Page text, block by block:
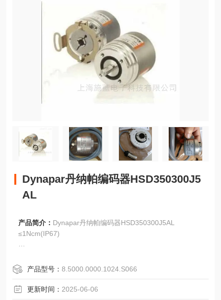
Dynapar丹纳帕编码器HSD350300J5
AL
产品简介： Dynapar丹纳帕编码器HSD350300J5AL
≤1Ncm(IP67)
脉冲数:RI58-O:
1/2/3/4/5/10/15/20/25/30/35/40/45/50/60/64/70/72/80/100/
产品型号：8.5000.0000.1024.S066
更新时间： 2025-06-06